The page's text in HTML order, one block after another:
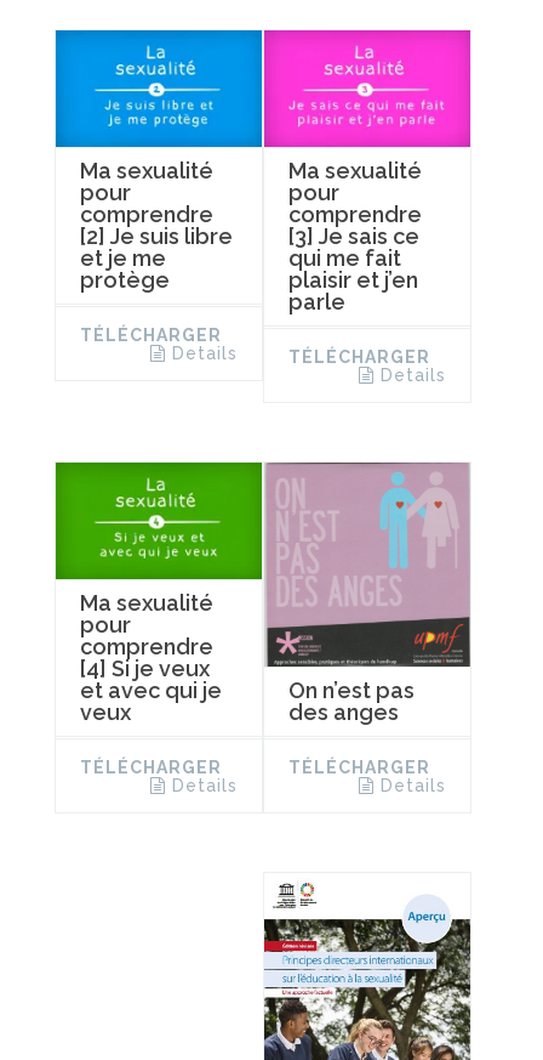
Ma sexualité
pour
comprendre
[2] Je suis libre
et je me
protège
TÉLÉCHARGER
Details
Ma sexualité
pour
comprendre
[3] Je sais ce
qui me fait
plaisir et j’en
parle
TÉLÉCHARGER
Details
Ma sexualité
pour
comprendre
[4] Si je veux
et avec qui je
veux
TÉLÉCHARGER
Details
On n’est pas
des anges
TÉLÉCHARGER
Details